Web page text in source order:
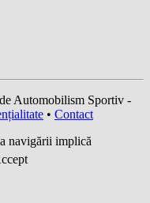
Automobilism Sportiv -
• Contact
navigării implică